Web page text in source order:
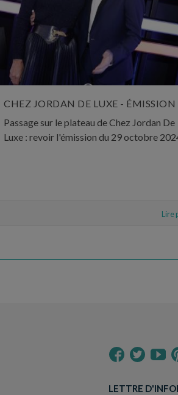
Passage sur le plateau de Chez Jordan De
Luxe : revoir l'émission du 29 octobre
Lire
LETTRE